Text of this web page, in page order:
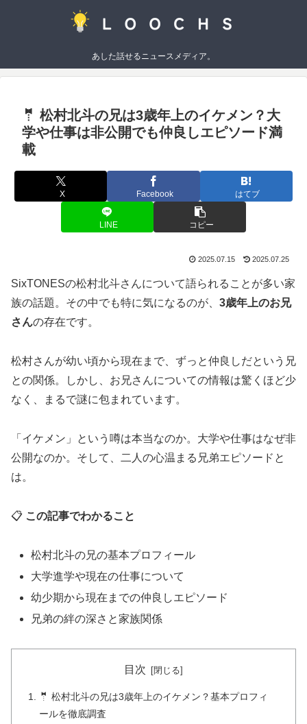
あした話せるニュースメディア。
🤵 松村北斗の兄は3歳年上のイケメン？大
学や仕事は非公開でも仲良しエピソード満
載
X Facebook はてブ
LINE コピー
2025.07.15 2025.07.25
SixTONESの松村北斗さんについて語られることが多い家
族の話題。その中でも特に気になるのが、 3歳年上のお兄
さんの存在です。
松村さんが幼い頃から現在まで、ずっと仲良しだという兄
との関係。しかし、お兄さんについての情報は驚くほど少
なく、まるで謎に包まれています。
「イケメン」という噂は本当なのか。大学や仕事はなぜ非
公開なのか。そして、二人の心温まる兄弟エピソードと
は。
📋 この記事でわかること
松村北斗の兄の基本プロフィール
大学進学や現在の仕事について
幼少期から現在までの仲良しエピソード
兄弟の絆の深さと家族関係
目次
🤵 松村北斗の兄は3歳年上のイケメン？基本プロフィ
ールを徹底調査